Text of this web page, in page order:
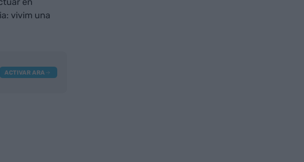
vivim una
ACTIVAR ARA